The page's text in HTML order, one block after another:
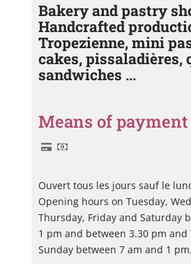
Bakery and pastry
Handcrafted
Tropezienne, mini
cakes, pissaladières,
sandwiches ...
Means of payment
Ouvert tous les jours sauf le
Opening hours on Tuesday,
Thursday, Friday and Saturday
1 pm and between 3.30 pm and
Sunday between 7 am and 1 pm.